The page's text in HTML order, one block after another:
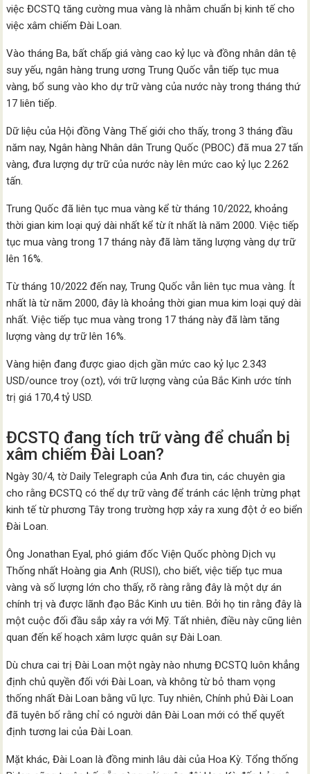
việc ĐCSTQ tăng cường mua vàng là nhằm chuẩn bị kinh tế cho
việc xâm chiếm Đài Loan.
Vào tháng Ba, bất chấp giá vàng cao kỷ lục và đồng nhân dân tệ
suy yếu, ngân hàng trung ương Trung Quốc vẫn tiếp tục mua
vàng, bổ sung vào kho dự trữ vàng của nước này trong tháng thứ
17 liên tiếp.
Dữ liệu của Hội đồng Vàng Thế giới cho thấy, trong 3 tháng đầu
năm nay, Ngân hàng Nhân dân Trung Quốc (PBOC) đã mua 27 tấn
vàng, đưa lượng dự trữ của nước này lên mức cao kỷ lục 2.262
tấn.
Trung Quốc đã liên tục mua vàng kể từ tháng 10/2022, khoảng
thời gian kim loại quý dài nhất kể từ ít nhất là năm 2000. Việc tiếp
tục mua vàng trong 17 tháng này đã làm tăng lượng vàng dự trữ
lên 16%.
Từ tháng 10/2022 đến nay, Trung Quốc vẫn liên tục mua vàng. Ít
nhất là từ năm 2000, đây là khoảng thời gian mua kim loại quý dài
nhất. Việc tiếp tục mua vàng trong 17 tháng này đã làm tăng
lượng vàng dự trữ lên 16%.
Vàng hiện đang được giao dịch gần mức cao kỷ lục 2.343
USD/ounce troy (ozt), với trữ lượng vàng của Bắc Kinh ước tính
trị giá 170,4 tỷ USD.
ĐCSTQ đang tích trữ vàng để chuẩn bị
xâm chiếm Đài Loan?
Ngày 30/4, tờ Daily Telegraph của Anh đưa tin, các chuyên gia
cho rằng ĐCSTQ có thể dự trữ vàng để tránh các lệnh trừng phạt
kinh tế từ phương Tây trong trường hợp xảy ra xung đột ở eo biển
Đài Loan.
Ông Jonathan Eyal, phó giám đốc Viện Quốc phòng Dịch vụ
Thống nhất Hoàng gia Anh (RUSI), cho biết, việc tiếp tục mua
vàng và số lượng lớn cho thấy, rõ ràng rằng đây là một dự án
chính trị và được lãnh đạo Bắc Kinh ưu tiên. Bởi họ tin rằng đây là
một cuộc đối đầu sắp xảy ra với Mỹ. Tất nhiên, điều này cũng liên
quan đến kế hoạch xâm lược quân sự Đài Loan.
Dù chưa cai trị Đài Loan một ngày nào nhưng ĐCSTQ luôn khẳng
định chủ quyền đối với Đài Loan, và không từ bỏ tham vọng
thống nhất Đài Loan bằng vũ lực. Tuy nhiên, Chính phủ Đài Loan
đã tuyên bố rằng chỉ có người dân Đài Loan mới có thể quyết
định tương lai của Đài Loan.
Mặt khác, Đài Loan là đồng minh lâu dài của Hoa Kỳ. Tổng thống